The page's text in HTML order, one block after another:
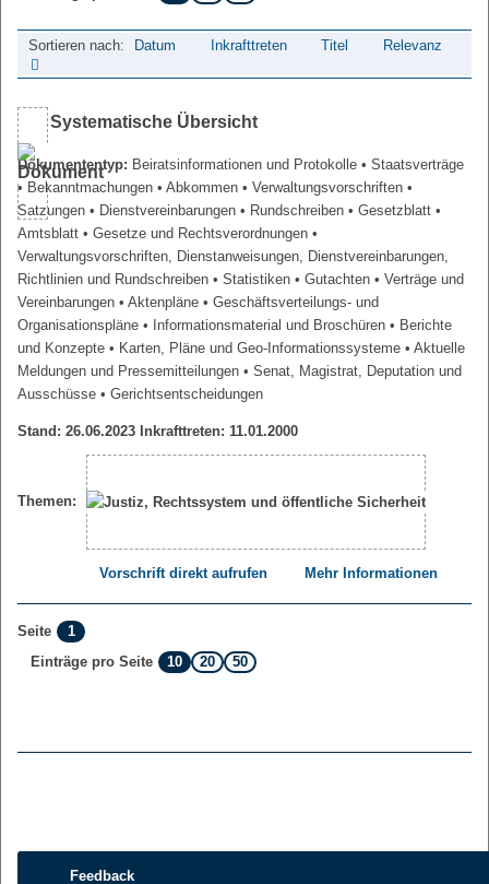
Sortieren nach: Datum Inkrafttreten Titel Relevanz
Systematische Übersicht
Dokumententyp: Beiratsinformationen und Protokolle • Staatsverträge
• Bekanntmachungen • Abkommen • Verwaltungsvorschriften •
Satzungen • Dienstvereinbarungen • Rundschreiben • Gesetzblatt •
Amtsblatt • Gesetze und Rechtsverordnungen •
Verwaltungsvorschriften, Dienstanweisungen, Dienstvereinbarungen,
Richtlinien und Rundschreiben • Statistiken • Gutachten • Verträge und
Vereinbarungen • Aktenpläne • Geschäftsverteilungs- und
Organisationspläne • Informationsmaterial und Broschüren • Berichte
und Konzepte • Karten, Pläne und Geo-Informationssysteme • Aktuelle
Meldungen und Pressemitteilungen • Senat, Magistrat, Deputation und
Ausschüsse • Gerichtsentscheidungen
Stand: 26.06.2023 Inkrafttreten: 11.01.2000
Themen:
Vorschrift direkt aufrufen Mehr Informationen
Seite
1
Einträge pro Seite
10 20 50
Feedback